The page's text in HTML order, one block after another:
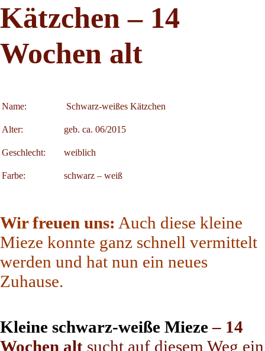
Kätzchen – 14
Wochen alt
Name: Schwarz-weißes Kätzchen
Alter: geb. ca. 06/2015
Geschlecht: weiblich
Farbe: schwarz – weiß
Wir freuen uns: Auch diese kleine
Mieze konnte ganz schnell vermittelt
werden und hat nun ein neues
Zuhause.
Kleine schwarz-weiße Mieze– 14
Wochen alt sucht auf diesem Weg ein